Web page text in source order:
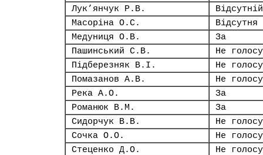
Лук’янчук Р.В.
Відсутній
Масоріна О.С.
Відсутня
Медуниця О.В.
За
Пашинський С.В.
Не
Підберезняк В.І.
Не
Помазанов А.В.
Не
Река А.О.
За
Романюк В.М.
За
Сидорчук В.В.
Не
Сочка О.О.
Не
Стеценко Д.О.
Не